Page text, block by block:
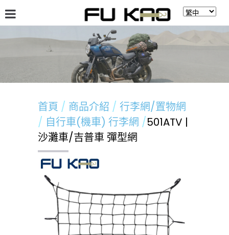
最新消息 留言板
首頁 商品介紹
行李網/置物網
自行車(機車) 行李網
501ATV |
沙灘車/吉普車 彈型網